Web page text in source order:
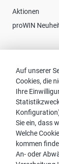
Auf unserer
Cookies, die
Ihre
Sie ein, dass
Welche
kommen
An- oder
Aktionen
proWIN
Kontakt zu
Service-FAQ
Hinweis: